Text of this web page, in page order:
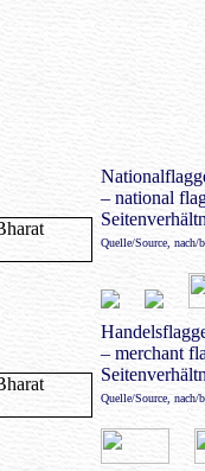
– national
Quelle/Source,
– merchant
Quelle/Source,